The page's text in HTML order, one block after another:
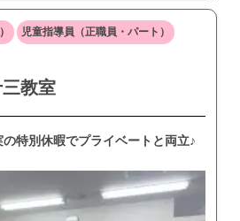
児童指導員（正職員・パート）
教室
特別休暇でプライベートと両立♪